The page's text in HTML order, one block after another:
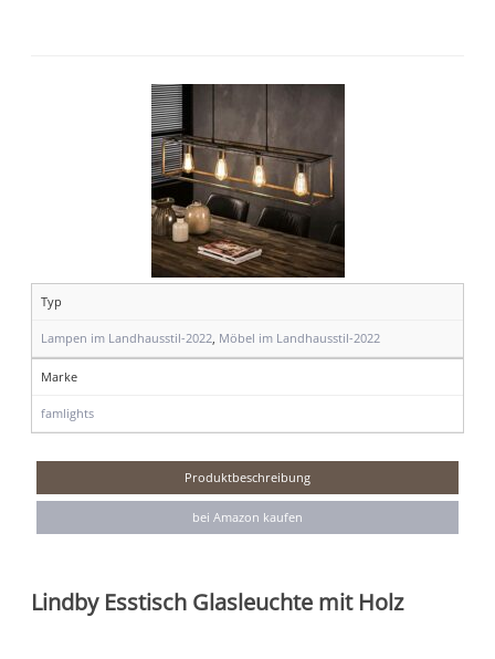
Typ
Lampen im Landhausstil-2022, Möbel im Landhausstil-2022
Marke
famlights
Produktbeschreibung
bei Amazon kaufen
Lindby Esstisch Glasleuchte mit Holz